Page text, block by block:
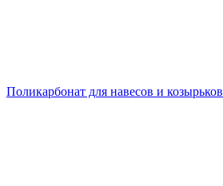
Поликарбонат для навесов и козырьков